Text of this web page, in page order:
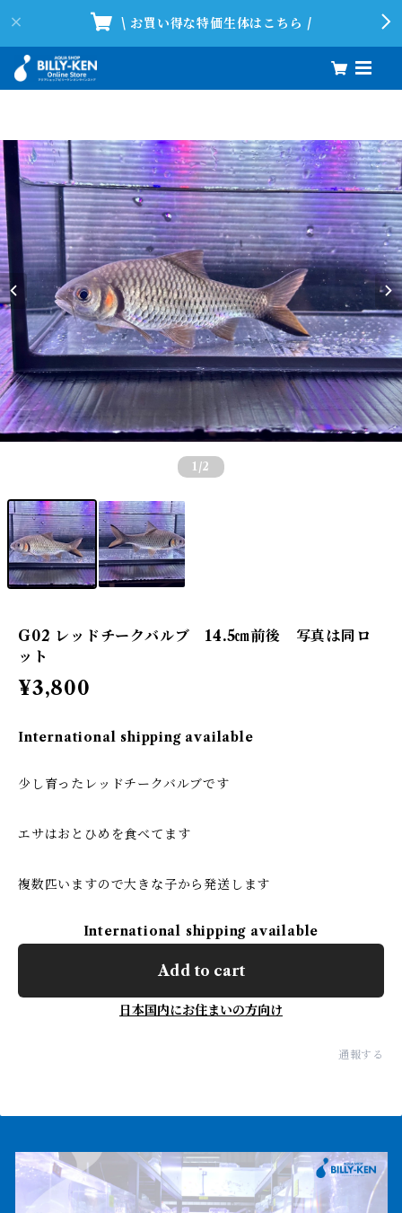
\ お買い得な特価生体はこちら /
1 /2
G02 レッドチークバルブ 14.5㎝前後 写真は同ロ
ット
¥3,800
International shipping available
少し育ったレッドチークバルブです
エサはおとひめを食べてます
複数匹いますので大きな子から発送します
International shipping available
Add to cart
日本国内にお住まいの方向け
通報する